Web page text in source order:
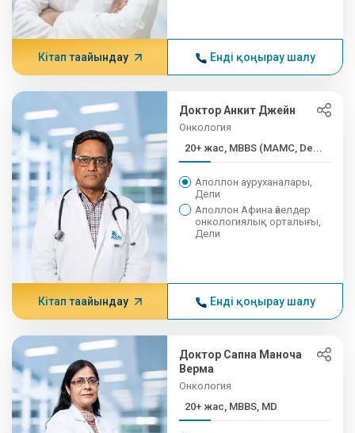
Кітап тағайындау Енді қоңырау шалу
Доктор Анкит Джейн
Онкология
20+ жас, MBBS (MAMC, De...
Аполлон ауруханалары,
Дели
Аполлон Афина әйелдер
онкологиялық орталығы,
Дели
Кітап тағайындау Енді қоңырау шалу
Доктор Сапна Маноча
Верма
Онкология
20+ жас, MBBS, MD